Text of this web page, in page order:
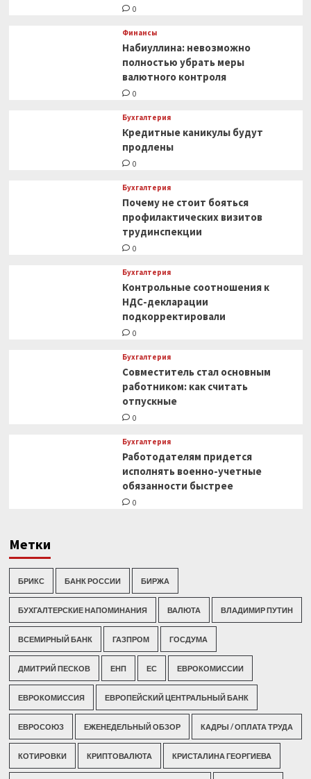
0
Финансы
Набиуллина: невозможно
полностью убрать меры
валютного контроля
0
Бухгалтерия
Кредитные каникулы будут
продлены
0
Бухгалтерия
Почему не стоит бояться
профилактических визитов
трудинспекции
0
Бухгалтерия
Контрольные соотношения к
НДС-декларации
подкорректировали
0
Бухгалтерия
Совместитель стал основным
работником: как считать
отпускные
0
Бухгалтерия
Работодателям придется
исполнять военно-учетные
обязанности быстрее
0
Метки
БРИКС БАНК РОССИИ БИРЖА
БУХГАЛТЕРСКИЕ НАПОМИНАНИЯ ВАЛЮТА ВЛАДИМИР ПУТИН
ВСЕМИРНЫЙ БАНК ГАЗПРОМ ГОСДУМА
ДМИТРИЙ ПЕСКОВ ЕНП ЕС ЕВРОКОМИССИИ
ЕВРОКОМИССИЯ ЕВРОПЕЙСКИЙ ЦЕНТРАЛЬНЫЙ БАНК
ЕВРОСОЮЗ ЕЖЕНЕДЕЛЬНЫЙ ОБЗОР КАДРЫ / ОПЛАТА ТРУДА
КОТИРОВКИ КРИПТОВАЛЮТА КРИСТАЛИНА ГЕОРГИЕВА